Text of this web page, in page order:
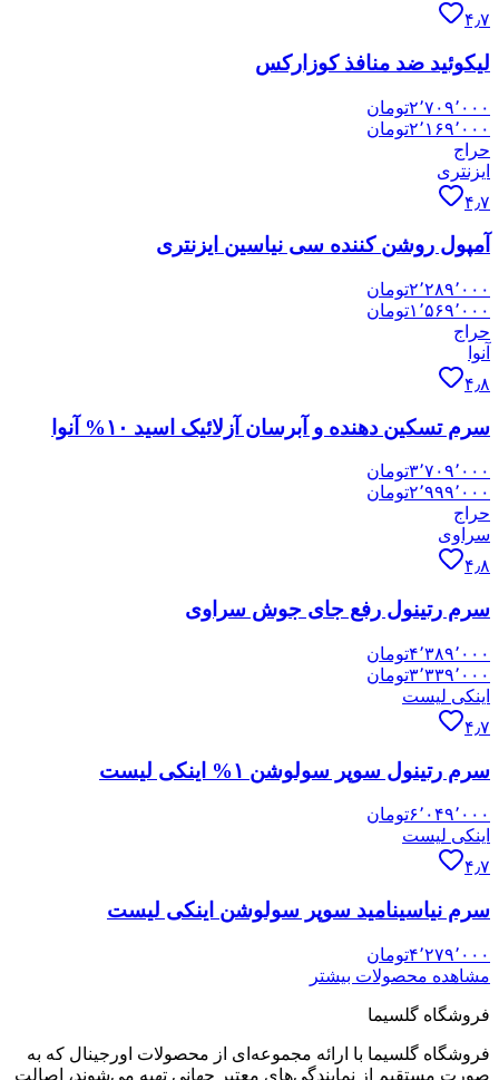
۴٫۷
لیکوئید ضد منافذ کوزارکس
۲٬۷۰۹٬۰۰۰تومان
۲٬۱۶۹٬۰۰۰تومان
حراج
ایزنتری
۴٫۷
آمپول روشن کننده سی نیاسین ایزنتری
۲٬۲۸۹٬۰۰۰تومان
۱٬۵۶۹٬۰۰۰تومان
حراج
آنوا
۴٫۸
سرم تسکین دهنده و آبرسان آزلائیک اسید ۱۰% آنوا
۳٬۷۰۹٬۰۰۰تومان
۲٬۹۹۹٬۰۰۰تومان
حراج
سراوی
۴٫۸
سرم رتینول رفع جای جوش سراوی
۴٬۳۸۹٬۰۰۰تومان
۳٬۳۳۹٬۰۰۰تومان
اینکی لیست
۴٫۷
سرم رتینول سوپر سولوشن ۱% اینکی لیست
۶٬۰۴۹٬۰۰۰تومان
اینکی لیست
۴٫۷
سرم نیاسینامید سوپر سولوشن اینکی لیست
۴٬۲۷۹٬۰۰۰تومان
مشاهده محصولات بیشتر
فروشگاه گلسیما
فروشگاه گلسیما با ارائه مجموعه‌ای از محصولات اورجینال که به
صورت مستقیم از نمایندگی‌های معتبر جهانی تهیه می‌شوند، اصالت